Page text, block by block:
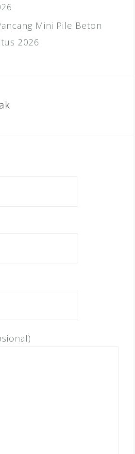
Mini Pile Beton
2026